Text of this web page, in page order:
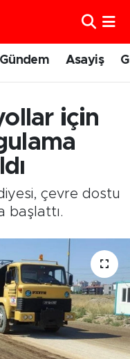
Gündem Asayiş
için
çevre dostu
başlattı.
Fikstür